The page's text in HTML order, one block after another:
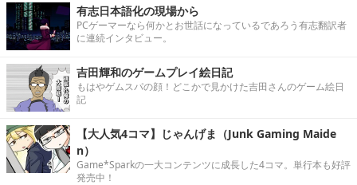
有志日本語化の現場から
PCゲーマーなら何かとお世話になっているであろう有志翻訳者
に連続インタビュー。
吉田輝和のゲームプレイ絵日記
もはやゲムスパの顔！どこかで見かけた吉田さんのゲーム絵日
記
【大人気4コマ】じゃんげま（Junk Gaming Maide
n）
Game*Sparkの一大コンテンツに成長した4コマ。単行本も好評
発売中！